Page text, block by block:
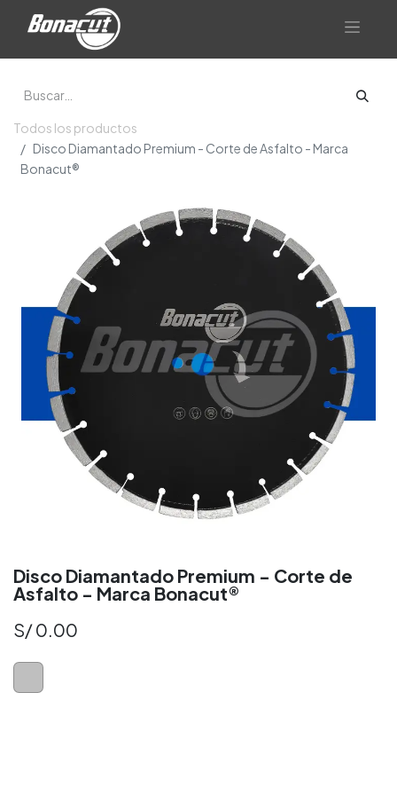
Todos los productos
Disco Diamantado Premium - Corte de Asfalto - Marca
Bonacut®
Disco Diamantado Premium - Corte de
Asfalto - Marca Bonacut®
S/0.00